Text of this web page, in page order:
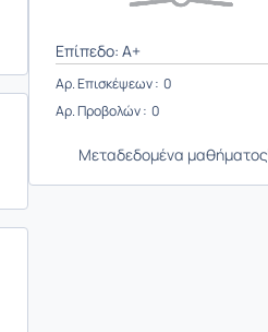
Επίπεδο: A+
Αρ. Επισκέψεων : 0
Αρ. Προβολών : 0
Μεταδεδομένα μαθήματος